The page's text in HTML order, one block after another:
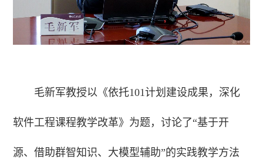
毛新军教授以《依托101计划建设成果，深化
软件工程课程教学改革》为题，讨论了“基于开
源、借助群智知识、大模型辅助”的实践教学方法